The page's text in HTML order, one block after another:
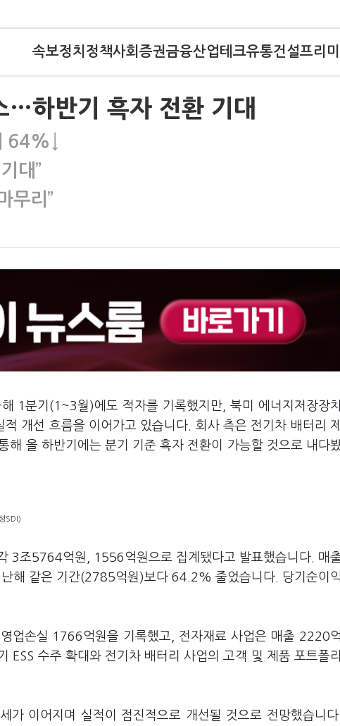
속보정치 정책사회 증권금융산업테크유통건설프리
…하반기 흑자 전환 기대
64%↓
대”
무리”
1분기(1~3월)에도 적자를 기록했지만, 북미 에너지저장장치
개선 흐름을 이어가고 있습니다. 회사 측은 전기차 배터리 제
해 올 하반기에는 분기 기준 흑자 전환이 가능할 것으로 내다
SDI)
3조5764억원, 1556억원으로 집계됐다고 발표했습니다. 매
해 같은 기간(2785억원)보다 64.2% 줄었습니다. 당기순이익
업손실 1766억원을 기록했고, 전자재료 사업은 매출 2220억
ESS 수주 확대와 전기차 배터리 사업의 고객 및 제품 포트폴리
가 이어지며 실적이 점진적으로 개선될 것으로 전망했습니다.